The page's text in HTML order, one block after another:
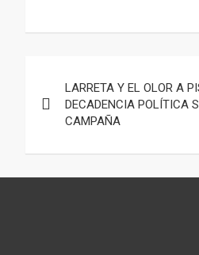
de
LARRETA Y EL OLOR A
DECADENCIA POLÍTICA
CAMPAÑA